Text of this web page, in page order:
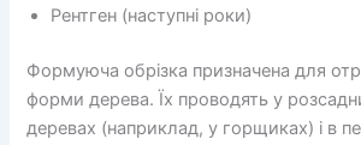
Рентген (наступні роки)
Формуюча обрізка призначена для
форми дерева. Їх проводять у
деревах (наприклад, у горщиках) і в